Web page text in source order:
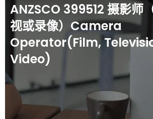
ANZSCO 399512 摄影师
视或录像）Camera
Operator(Film,
Video)